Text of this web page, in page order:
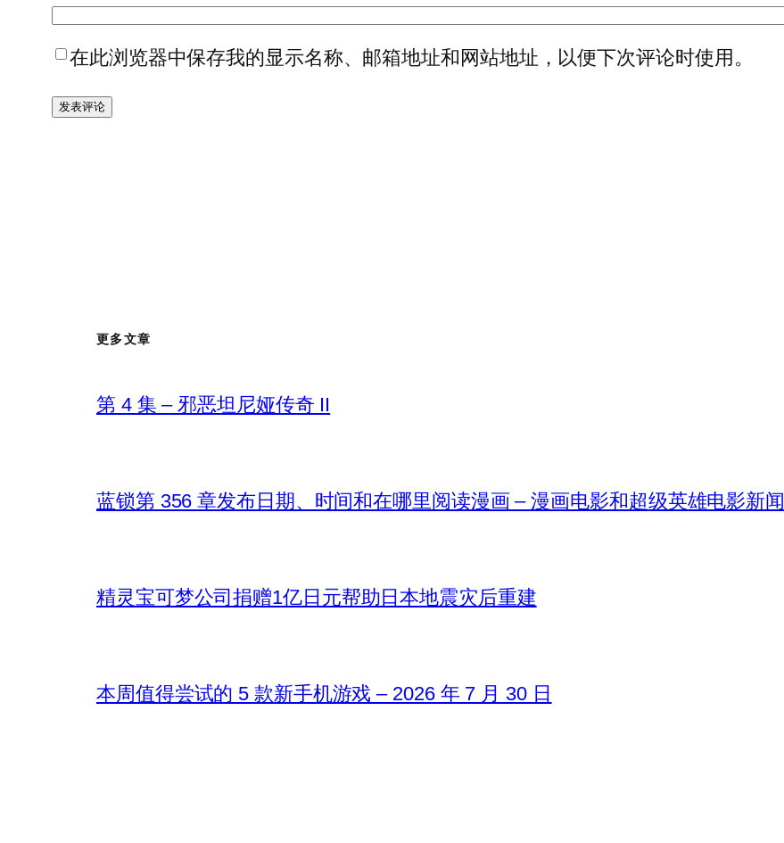
在此浏览器中保存我的显示名称、邮箱地址和网站地址，以便下次评论时使用。
更多文章
第 4 集 – 邪恶坦尼娅传奇 II
蓝锁第 356 章发布日期、时间和在哪里阅读漫画 – 漫画电影和超级英雄电影新闻
精灵宝可梦公司捐赠1亿日元帮助日本地震灾后重建
本周值得尝试的 5 款新手机游戏 – 2026 年 7 月 30 日